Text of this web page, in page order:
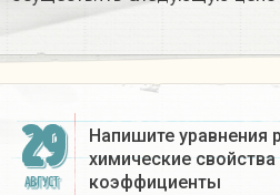
29
АВГУСТ
Напишите
химические
коэффициенты​